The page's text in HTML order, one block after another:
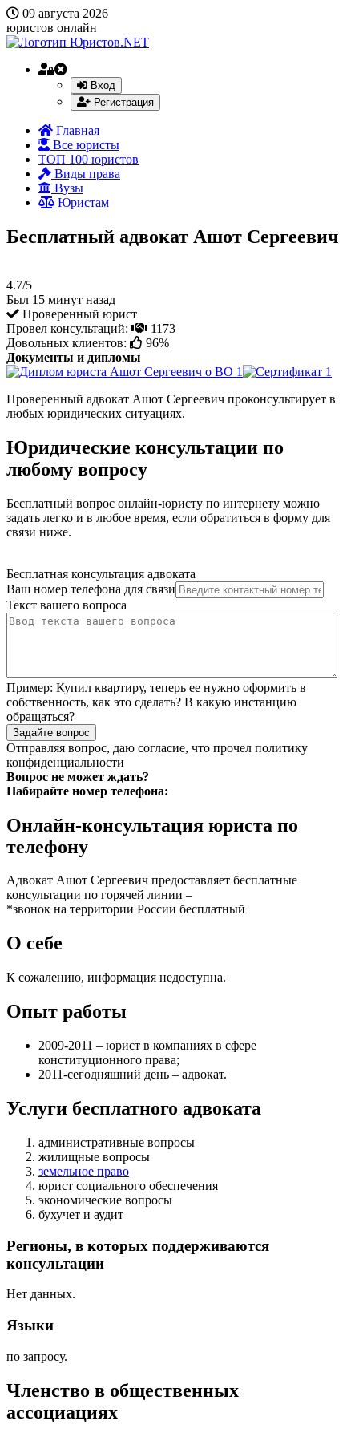
09 августа 2026
юристов онлайн
Вход
Регистрация
Главная
Все юристы
ТОП 100 юристов
Виды права
Вузы
Юристам
Бесплатный адвокат Ашот Сергеевич
4.7/5
Был 15 минут назад
Проверенный юрист
Провел консультаций:
1173
Довольных клиентов:
96%
Документы и дипломы
Проверенный адвокат Ашот Сергеевич проконсультирует в
любых юридических ситуациях.
Юридические консультации по
любому вопросу
Бесплатный вопрос онлайн-юристу по интернету можно
задать легко и в любое время, если обратиться в форму для
связи ниже.
Бесплатная консультация адвоката
Ваш номер телефона для связи
Текст вашего вопроса
Пример: Купил квартиру, теперь ее нужно оформить в
собственность, как это сделать? В какую инстанцию
обращаться?
Задайте вопрос
Отправляя вопрос, даю согласие, что прочел политику
конфиденциальности
Вопрос не может ждать?
Набирайте номер телефона:
Онлайн-консультация юриста по
телефону
Адвокат Ашот Сергеевич предоставляет бесплатные
консультации по горячей линии –
*звонок на территории России бесплатный
О себе
К сожалению, информация недоступна.
Опыт работы
2009-2011 – юрист в компаниях в сфере
конституционного права;
2011-сегодняшний день – адвокат.
Услуги бесплатного адвоката
административные вопросы
жилищные вопросы
земельное право
юрист социального обеспечения
экономические вопросы
бухучет и аудит
Регионы, в которых поддерживаются
консультации
Нет данных.
Языки
по запросу.
Членство в общественных
ассоциациях